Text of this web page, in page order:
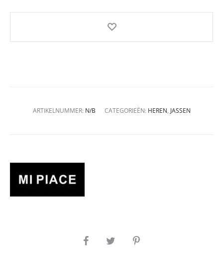
ARTIKELNUMMER: N/B CATEGORIEËN: HEREN, JASSEN
SHARE